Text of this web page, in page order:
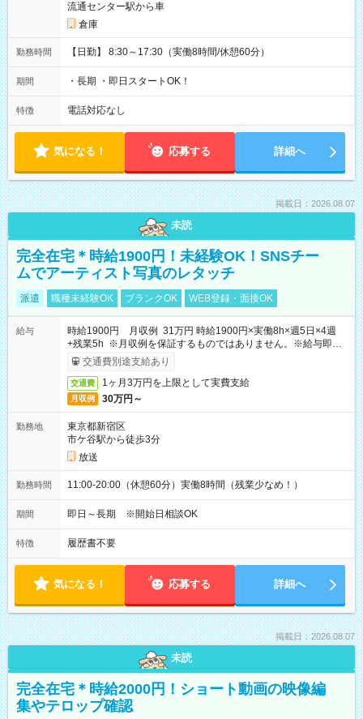
流通センター駅から車
倉庫
勤務時間 【日勤】 8:30～17:30（実働8時間/休憩60分）
期間 ・長期 ・即日スタートOK！
特徴 電話対応なし
気になる！ 応募する 詳細へ
掲載日：2026.08.07
未読
完全在宅＊時給1900円！未経験OK！SNSチー
ムでアーティスト写真のレタッチ
派遣 職種未経験OK ブランクOK WEB登録・面接OK
給与
時給1900円 月収例 31万円 時給1900円×実働8h×週5日×4週
+残業5h ※月収例を保証するものではありません。※給与即受
取りサービス利用可（利用条件有）
交通費別途支給あり
交通費 1ヶ月3万円を上限として実費支給
月収例 30万円～
勤務地
東京都新宿区
市ケ谷駅から徒歩3分
放送
勤務時間 11:00-20:00（休憩60分）実働8時間（残業少なめ！）
期間 即日～長期 ※開始日相談OK
特徴 履歴書不要
気になる！ 応募する 詳細へ
掲載日：2026.08.07
未読
完全在宅＊時給2000円！ショート動画の映像編
集やテロップ確認